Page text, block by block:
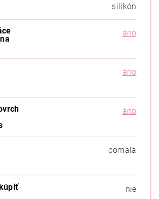
silikón
áno
áno
áno
pomalá
nie